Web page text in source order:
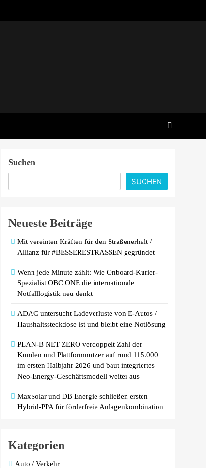
Suchen
SUCHEN
Neueste Beiträge
Mit vereinten Kräften für den Straßenerhalt /
Allianz für #BESSERESTRASSEN gegründet
Wenn jede Minute zählt: Wie Onboard-Kurier-
Spezialist OBC ONE die internationale
Notfalllogistik neu denkt
ADAC untersucht Ladeverluste von E-Autos /
Haushaltssteckdose ist und bleibt eine Notlösung
PLAN-B NET ZERO verdoppelt Zahl der
Kunden und Plattformnutzer auf rund 115.000
im ersten Halbjahr 2026 und baut integriertes
Neo-Energy-Geschäftsmodell weiter aus
MaxSolar und DB Energie schließen ersten
Hybrid-PPA für förderfreie Anlagenkombination
Kategorien
Auto / Verkehr